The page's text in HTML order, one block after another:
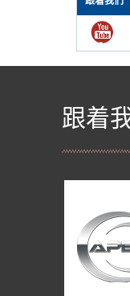
优点是什么
Microtec
打印系
有各种颜
品。它可
Apex
高度高达
APEX UV
正在等待
正在等待
跟着